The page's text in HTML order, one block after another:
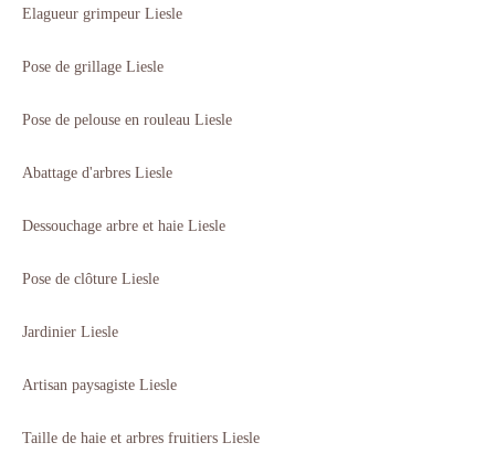
Elagueur grimpeur Liesle
Pose de grillage Liesle
Pose de pelouse en rouleau Liesle
Abattage d'arbres Liesle
Dessouchage arbre et haie Liesle
Pose de clôture Liesle
Jardinier Liesle
Artisan paysagiste Liesle
Taille de haie et arbres fruitiers Liesle